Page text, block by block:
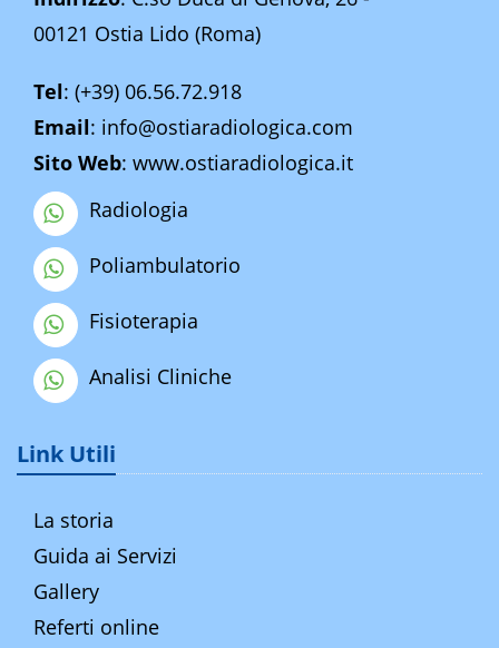
00121 Ostia Lido (Roma)
Tel: (+39) 06.56.72.918
Email: info@ostiaradiologica.com
Sito Web: www.ostiaradiologica.it
Radiologia
Poliambulatorio
Fisioterapia
Analisi Cliniche
Link Utili
La storia
Guida ai Servizi
Gallery
Referti online